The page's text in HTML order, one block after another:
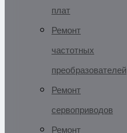
плат
Ремонт
частотных
преобразователей
Ремонт
сервоприводов
Ремонт